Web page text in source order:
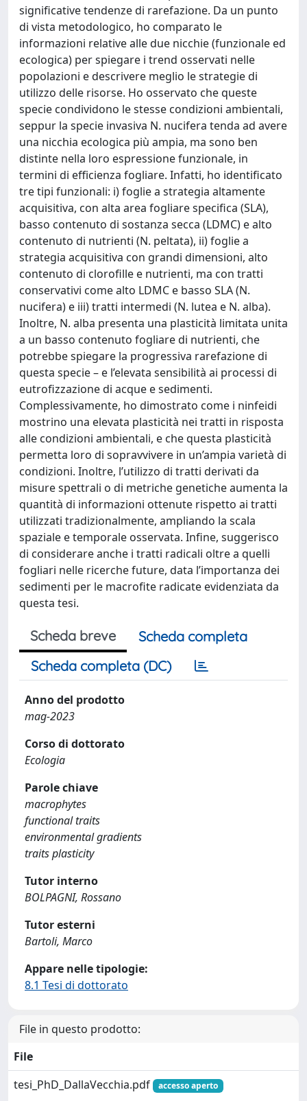
significative tendenze di rarefazione. Da un punto
di vista metodologico, ho comparato le
informazioni relative alle due nicchie (funzionale ed
ecologica) per spiegare i trend osservati nelle
popolazioni e descrivere meglio le strategie di
utilizzo delle risorse. Ho osservato che queste
specie condividono le stesse condizioni ambientali,
seppur la specie invasiva N. nucifera tenda ad avere
una nicchia ecologica più ampia, ma sono ben
distinte nella loro espressione funzionale, in
termini di efficienza fogliare. Infatti, ho identificato
tre tipi funzionali: i) foglie a strategia altamente
acquisitiva, con alta area fogliare specifica (SLA),
basso contenuto di sostanza secca (LDMC) e alto
contenuto di nutrienti (N. peltata), ii) foglie a
strategia acquisitiva con grandi dimensioni, alto
contenuto di clorofille e nutrienti, ma con tratti
conservativi come alto LDMC e basso SLA (N.
nucifera) e iii) tratti intermedi (N. lutea e N. alba).
Inoltre, N. alba presenta una plasticità limitata unita
a un basso contenuto fogliare di nutrienti, che
potrebbe spiegare la progressiva rarefazione di
questa specie – e l’elevata sensibilità ai processi di
eutrofizzazione di acque e sedimenti.
Complessivamente, ho dimostrato come i ninfeidi
mostrino una elevata plasticità nei tratti in risposta
alle condizioni ambientali, e che questa plasticità
permetta loro di sopravvivere in un’ampia varietà di
condizioni. Inoltre, l’utilizzo di tratti derivati da
misure spettrali o di metriche genetiche aumenta la
quantità di informazioni ottenute rispetto ai tratti
utilizzati tradizionalmente, ampliando la scala
spaziale e temporale osservata. Infine, suggerisco
di considerare anche i tratti radicali oltre a quelli
fogliari nelle ricerche future, data l’importanza dei
sedimenti per le macrofite radicate evidenziata da
questa tesi.
Scheda breve
Scheda completa
Scheda completa (DC)
Anno del prodotto
mag-2023
Corso di dottorato
Ecologia
Parole chiave
macrophytes
functional traits
environmental gradients
traits plasticity
Tutor interno
BOLPAGNI, Rossano
Tutor esterni
Bartoli, Marco
Appare nelle tipologie:
8.1 Tesi di dottorato
File in questo prodotto:
File
tesi_PhD_DallaVecchia.pdf
accesso aperto